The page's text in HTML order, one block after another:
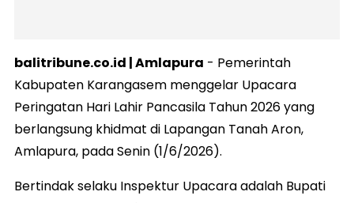
balitribune.co.id | Amlapura - Pemerintah
Kabupaten Karangasem menggelar Upacara
Peringatan Hari Lahir Pancasila Tahun 2026 yang
berlangsung khidmat di Lapangan Tanah Aron,
Amlapura, pada Senin (1/6/2026).
​Bertindak selaku Inspektur Upacara adalah Bupati